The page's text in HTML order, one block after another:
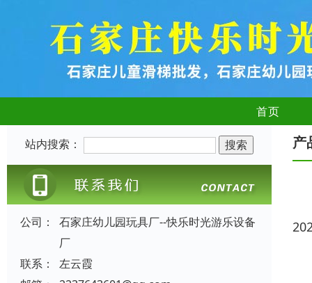
首页
站内搜索：
公司：
石家庄幼儿园玩具厂--快乐时光游乐设备
厂
联系：
左云霞
产